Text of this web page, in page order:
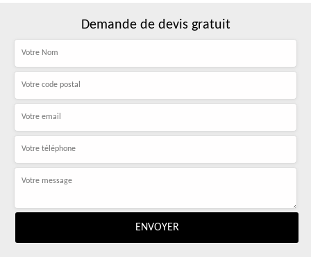
Demande de devis gratuit